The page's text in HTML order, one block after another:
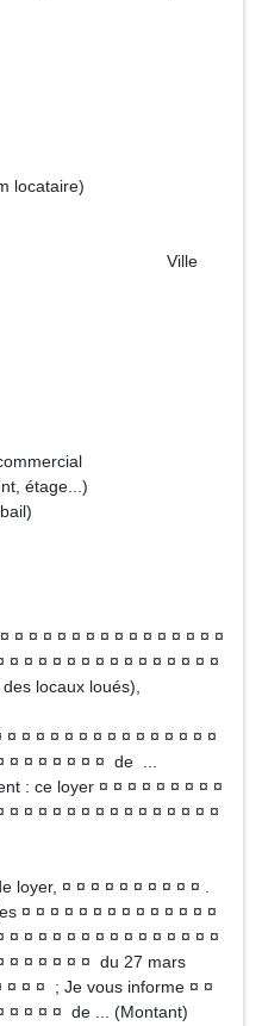
locataire)
étage...)
¤ ¤ ¤ ¤ ¤ ¤ ¤ ¤ ¤ ¤ ¤ ¤ ¤ ¤ ¤
¤ ¤ ¤ ¤ ¤ ¤ ¤ ¤ ¤ ¤ ¤ ¤ ¤ ¤ ¤
locaux loués),
¤ ¤ ¤ ¤ ¤ ¤ ¤ ¤ ¤ ¤ ¤ ¤ ¤ ¤
¤ ¤ ¤ ¤ ¤ ¤ ¤ de ...
: ce loyer ¤ ¤ ¤ ¤ ¤ ¤ ¤ ¤ ¤
¤ ¤ ¤ ¤ ¤ ¤ ¤ ¤ ¤ ¤ ¤ ¤ ¤ ¤ ¤
loyer, ¤ ¤ ¤ ¤ ¤ ¤ ¤ ¤ ¤ ¤ .
¤ ¤ ¤ ¤ ¤ ¤ ¤ ¤ ¤ ¤ ¤ ¤ ¤ ¤
¤ ¤ ¤ ¤ ¤ ¤ ¤ ¤ ¤ ¤ ¤ ¤ ¤ ¤ ¤
¤ ¤ ¤ ¤ ¤ ¤ du 27 mars
¤ ¤ ¤ ; Je vous informe ¤ ¤
¤ ¤ ¤ ¤ de ... (Montant)